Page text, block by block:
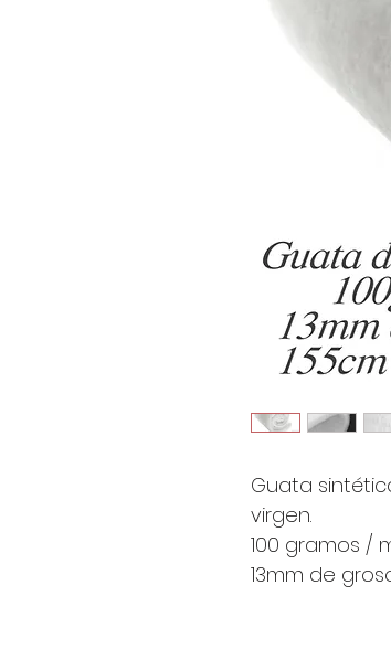
Guata
virgen.
100 gramos /
13mm de